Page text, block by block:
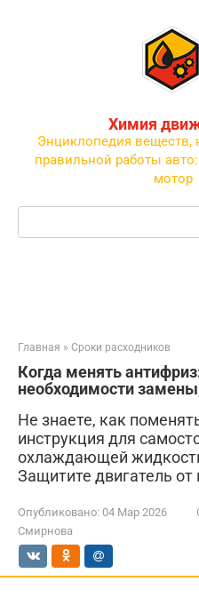
Химия
Энциклопедия веществ,
правильной работы
мотор
Поиск:
Главная » Сроки расходников
Когда менять
необходимости
Не знаете, как
инструкция для
охлаждающей
Защитите двигатель от
Опубликовано: 04 Мар 2026
Смирнова